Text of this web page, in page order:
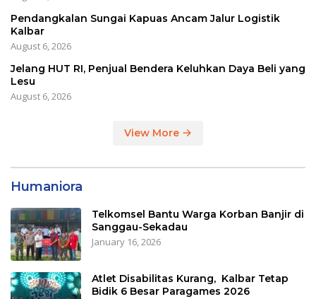
Pendangkalan Sungai Kapuas Ancam Jalur Logistik
Kalbar
August 6, 2026
Jelang HUT RI, Penjual Bendera Keluhkan Daya Beli yang
Lesu
August 6, 2026
View More
Humaniora
Telkomsel Bantu Warga Korban Banjir di
Sanggau-Sekadau
January 16, 2026
Atlet Disabilitas Kurang, Kalbar Tetap
Bidik 6 Besar Paragames 2026